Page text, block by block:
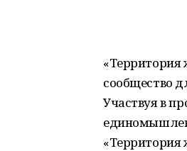
«Территория
сообщество
Участвуя в
«Территория